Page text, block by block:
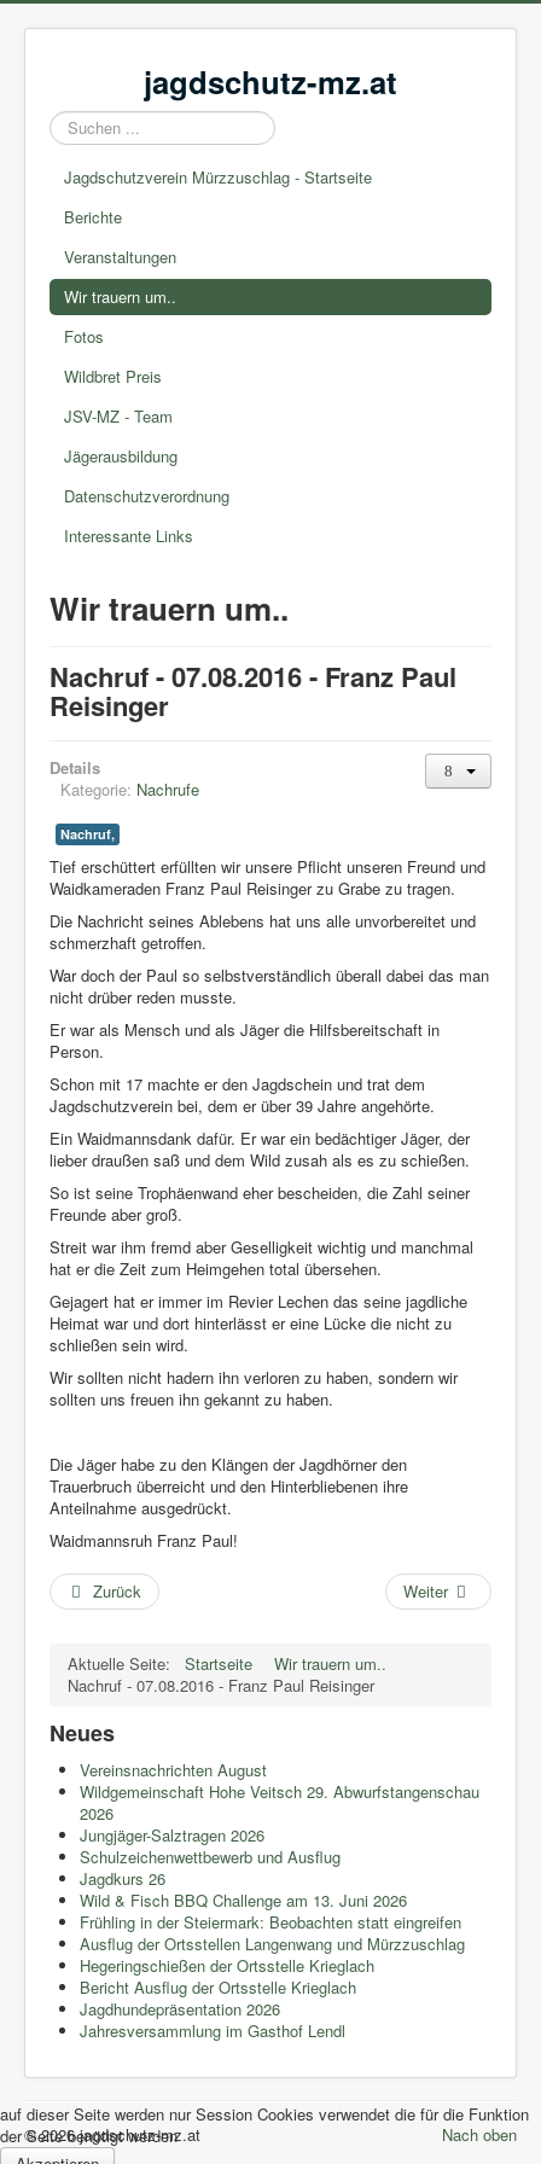
jagdschutz-mz.at
Suchen
...
Jagdschutzverein Mürzzuschlag - Startseite
Berichte
Veranstaltungen
Wir trauern um..
Fotos
Wildbret Preis
JSV-MZ - Team
Jägerausbildung
Datenschutzverordnung
Interessante Links
Wir trauern um..
Nachruf - 07.08.2016 - Franz Paul
Reisinger
Details
Kategorie: Nachrufe
Nachruf,
Tief erschüttert erfüllten wir unsere Pflicht unseren Freund und
Waidkameraden Franz Paul Reisinger zu Grabe zu tragen.
Die Nachricht seines Ablebens hat uns alle unvorbereitet und
schmerzhaft getroffen.
War doch der Paul so selbstverständlich überall dabei das man
nicht drüber reden musste.
Er war als Mensch und als Jäger die Hilfsbereitschaft in
Person.
Schon mit 17 machte er den Jagdschein und trat dem
Jagdschutzverein bei, dem er über 39 Jahre angehörte.
Ein Waidmannsdank dafür. Er war ein bedächtiger Jäger, der
lieber draußen saß und dem Wild zusah als es zu schießen.
So ist seine Trophäenwand eher bescheiden, die Zahl seiner
Freunde aber groß.
Streit war ihm fremd aber Geselligkeit wichtig und manchmal
hat er die Zeit zum Heimgehen total übersehen.
Gejagert hat er immer im Revier Lechen das seine jagdliche
Heimat war und dort hinterlässt er eine Lücke die nicht zu
schließen sein wird.
Wir sollten nicht hadern ihn verloren zu haben, sondern wir
sollten uns freuen ihn gekannt zu haben.
Die Jäger habe zu den Klängen der Jagdhörner den
Trauerbruch überreicht und den Hinterbliebenen ihre
Anteilnahme ausgedrückt.
Waidmannsruh Franz Paul!
Zurück Weiter
Aktuelle Seite: Startseite
Wir trauern um..
Nachruf - 07.08.2016 - Franz Paul Reisinger
Neues
Vereinsnachrichten August
Wildgemeinschaft Hohe Veitsch 29. Abwurfstangenschau
2026
Jungjäger-Salztragen 2026
Schulzeichenwettbewerb und Ausflug
Jagdkurs 26
Wild & Fisch BBQ Challenge am 13. Juni 2026
Frühling in der Steiermark: Beobachten statt eingreifen
Ausflug der Ortsstellen Langenwang und Mürzzuschlag
Hegeringschießen der Ortsstelle Krieglach
Bericht Ausflug der Ortsstelle Krieglach
Jagdhundepräsentation 2026
Jahresversammlung im Gasthof Lendl
Nach oben
© 2026 jagdschutz-mz.at
auf dieser Seite werden nur Session Cookies verwendet die für die Funktion
der Seite benötigt werden